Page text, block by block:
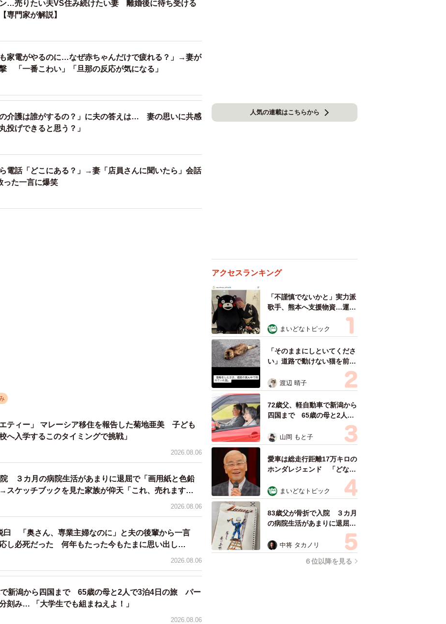
ほしいと言った場合、ご主人はどういう反応を？
ー』とのことです。ただ、義父が昔ながらのお堅い人な
か…はわかりませんが」
マイナンバーカード、免許証、保険証…あらゆる分野で
す。
証やマイナカードは、備考欄に新氏名が記載されるた
い場合があったりと、今でも不便を被っています」と
し合わずに夫の苗字にしたのか…悔やまれます」とひよ
普及したり、旧姓のまま利用できる制度が増えたり、女
27％、「現在の制度である夫婦同姓制度を維持した上
度を設けた方がよい」42.2％、「選択的夫婦別姓制度を
姓への賛同が上回っていることを考えると、姓への意識
働きが増えていく現状もあって、姓に対しての意識がさ
の変更による不便・不利益について」
「選択的夫婦別氏制度（いわゆる選択的夫婦別姓制
MINJI/minji36.html
…売りたい夫VS住み続けたい妻 離婚後に待ち受ける
専門家が解説】
家電がやるのに…なぜ赤ちゃんだけで疲れる？」→妻が
「一番こわい」「旦那の反応が気になる」
介護は誰がするの？」に夫の答えは… 妻の思いに共感
投げできると思う？」
電話「どこにある？」→妻「店員さんに聞いたら」会話
った一言に爆笑
エティー」 マレーシア移住を報告した菊地亜美 子ども
へ入学するこのタイミングで挑戦」
2026.08.06
３カ月の病院生活があまりに退屈で「画用紙と色鉛
スケッチブックを見た家族が仰天「これ、売れます
2026.08.06
臼 「奥さん、専業主婦なのに」と夫の後輩から一言
し必死だった 何年もたった今もたまに思い出し…
2026.08.06
新潟から四国まで 65歳の母と2人で3泊4日の旅 パー
刻み… 「大学生でも組まねえよ！」
2026.08.06
人気の連載はこちらから
アクセスランキング
「不謹慎でないかと」実力派
歌手、熊本へ支援物資…運搬
トラックの車体デザインにた
めらい 「痛いほど伝わる」
「行動され立派」
まいどなトピック
「そのままにしといてくださ
い」道路で動けない猫を前に
返された一言… 懸命に生き
ようとした4日間 「命の重
さはみんな同じ」保護団体代
表の訴え
渡辺 晴子
72歳父、軽自動車で新潟から
四国まで 65歳の母と2人で
3泊4日の旅 パーキングの休
憩まで分刻み… 「大学生で
も組まねえよ！」
山岡 もと子
愛車は総走行距離17万キロの
ホンダレジェンド 「どなた
か欲しい方が居たら」 大御
所漫才師が譲渡の意向
まいどなトピック
83歳父が骨折で入院 ３カ月
の病院生活があまりに退屈で
「画用紙と色鉛筆持ってこ
い！」→スケッチブックを見
た家族が仰天「これ、売れま
中将 タカノリ
６位以降を見る